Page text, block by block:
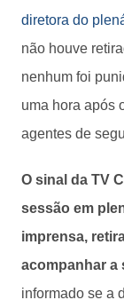
diretora do
não houve
nenhum foi
uma hora após
agentes de
O sinal da TV
sessão em
imprensa,
acompanhar a
informado se a